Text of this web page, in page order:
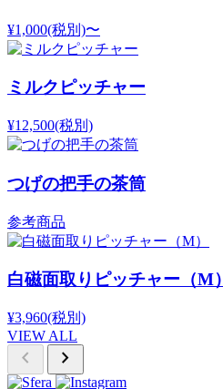
¥1,000(税別)〜
ミルクピッチャー
¥12,500(税別)
つげの把手の茶筒
参考商品
白磁面取りピッチャー（M）
¥3,960(税別)
VIEW ALL
chevron_left chevron_right